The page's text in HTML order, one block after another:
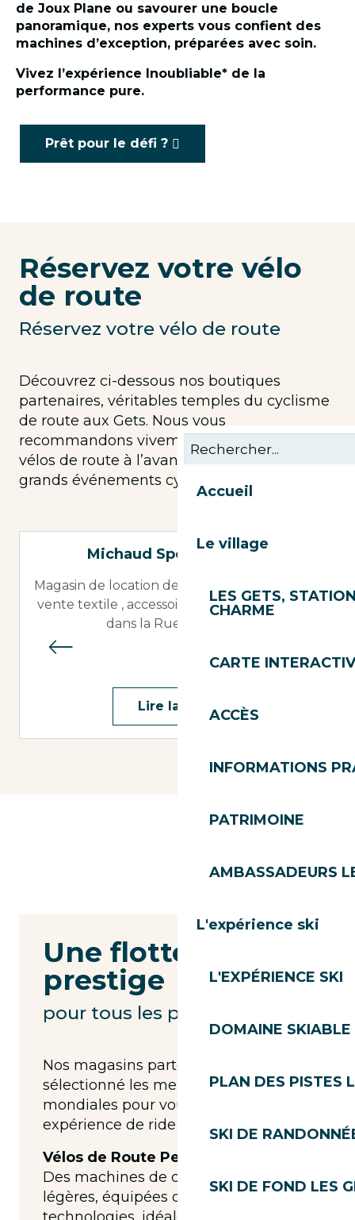
Accueil
Le village
LES GETS,
CHARME
CARTE
ACCÈS
INFORMATIONS
PATRIMOINE
AMBASSADEURS
L'expérience ski
L'EXPÉRIENCE SKI
DOMAINE SKIABLE
PLAN DES PISTES
SKI DE
SKI DE FOND LES
de Joux Plane ou savourer une boucle
panoramique, nos experts vous confient des
machines d’exception, préparées avec soin.
Vivez l’expérience Inoubliable* de la
performance pure.
Prêt pour le défi ?
Réservez votre vélo
de route
Réservez votre vélo de route
Découvrez ci-dessous nos boutiques
partenaires, véritables temples du cyclisme
de route aux Gets. Nous vous
recommandons vivement de réserver vos
vélos de route à l’avance, surtout lors des
grands événements cyclistes.
Michaud Sports – Skiset
Magasin de location de skis / VTT électriques ,
vente textile , accessoires et décoration situé
dans la Rue du Centre
Lire la suite
Une flotte de
prestige
pour tous les profils
Nos magasins partenaires ont
sélectionné les meilleures marques
mondiales pour vous offrir une
expérience de ride sans compromis.
Vélos de Route Performance
Des machines de course ultra-
légères, équipées des dernières